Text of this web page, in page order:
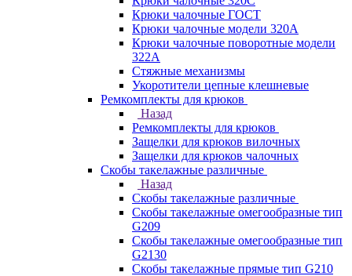
Крюки чалочные ГОСТ
Крюки чалочные модели 320А
Крюки чалочные поворотные модели
322А
Стяжные механизмы
Укоротители цепные клешневые
Ремкомплекты для крюков
Назад
Ремкомплекты для крюков
Защелки для крюков вилочных
Защелки для крюков чалочных
Скобы такелажные различные
Назад
Скобы такелажные различные
Скобы такелажные омегообразные тип
G209
Скобы такелажные омегообразные тип
G2130
Скобы такелажные прямые тип G210